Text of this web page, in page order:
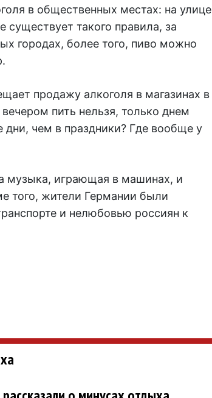
в общественных местах: на улице
существует такого правила, за
городах, более того, пиво можно
продажу алкоголя в магазинах в
пить нельзя, только днем
чем в праздники? Где вообще у
музыка, играющая в машинах, и
того, жители Германии были
и нелюбовью россиян к